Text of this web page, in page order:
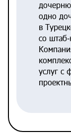
одно
в
со
услуг с